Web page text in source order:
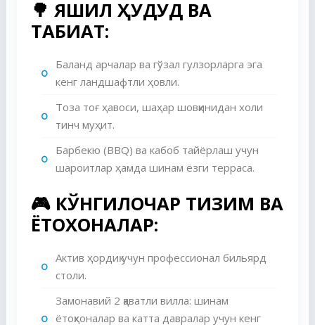
🌳 ЯШИЛ ҲУДУД ВА
ТАБИАТ:
Баланд арчалар ва гўзал гулзорларга эга
кенг ландшафтли ҳовли.
Тоза тоғ ҳавоси, шаҳар шовқинидан холи
тинч муҳит.
Барбекю (BBQ) ва кабоб тайёрлаш учун
шароитлар ҳамда шинам ёзги терраса.
🎮 КЎНГИЛОЧАР ТИЗИМ ВА
ЁТОҚХОНАЛАР:
Актив ҳордиқ учун профессионал бильярд
столи.
Замонавий 2 қаватли вилла: шинам
ётоқхоналар ва катта давралар учун кенг